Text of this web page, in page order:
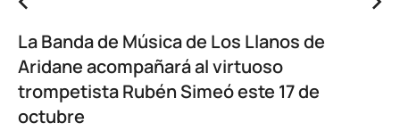
La Banda de Música de Los Llanos de
Aridane acompañará al virtuoso
trompetista Rubén Simeó este 17 de
octubre